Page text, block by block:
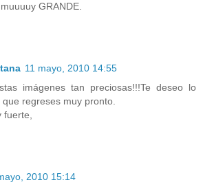
GRANDE.
11 mayo, 2010 14:55
imágenes tan preciosas!!!Te deseo lo
regreses muy pronto.
2010 15:14